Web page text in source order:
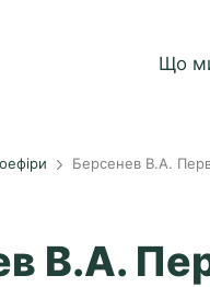
Що
Берсенев В.А.
В.А.